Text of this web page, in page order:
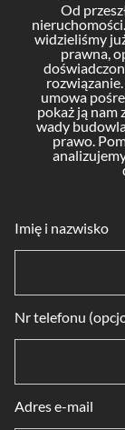
Od
widzieliśmy
prawna,
umowa
pokaż ją nam
wady
prawo.
Imię i nazwisko
Nr telefonu
Adres e-mail